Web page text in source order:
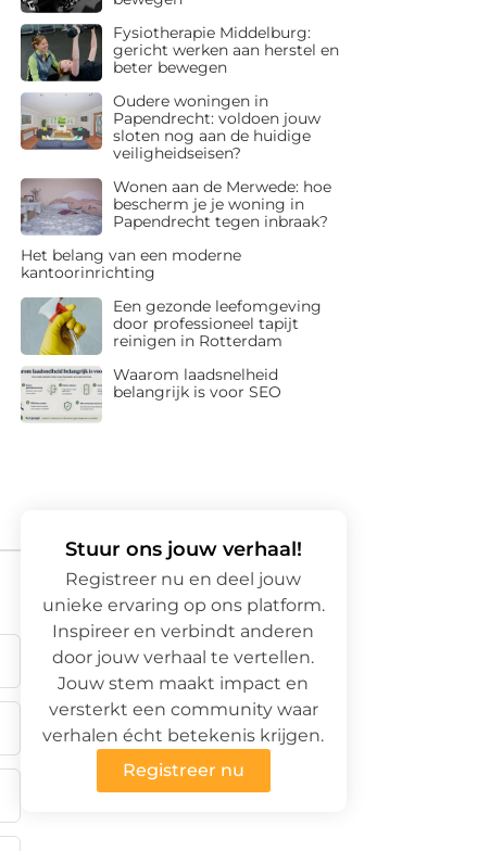
Fysiotherapie Middelburg:
gericht werken aan herstel en
beter bewegen
Oudere woningen in
Papendrecht: voldoen jouw
sloten nog aan de huidige
veiligheidseisen?
Wonen aan de Merwede: hoe
bescherm je je woning in
Papendrecht tegen inbraak?
Het belang van een moderne
kantoorinrichting
Een gezonde leefomgeving
door professioneel tapijt
reinigen in Rotterdam
Waarom laadsnelheid
belangrijk is voor SEO
Stuur ons jouw verhaal!
Registreer nu en deel jouw
unieke ervaring op ons platform.
Inspireer en verbindt anderen
door jouw verhaal te vertellen.
Jouw stem maakt impact en
versterkt een community waar
verhalen écht betekenis krijgen.
Registreer nu